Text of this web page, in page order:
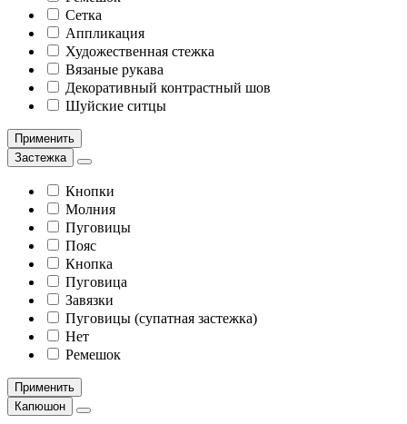
Сетка
Аппликация
Художественная стежка
Вязаные рукава
Декоративный контрастный шов
Шуйские ситцы
Применить
Застежка
Кнопки
Молния
Пуговицы
Пояс
Кнопка
Пуговица
Завязки
Пуговицы (супатная застежка)
Нет
Ремешок
Применить
Капюшон